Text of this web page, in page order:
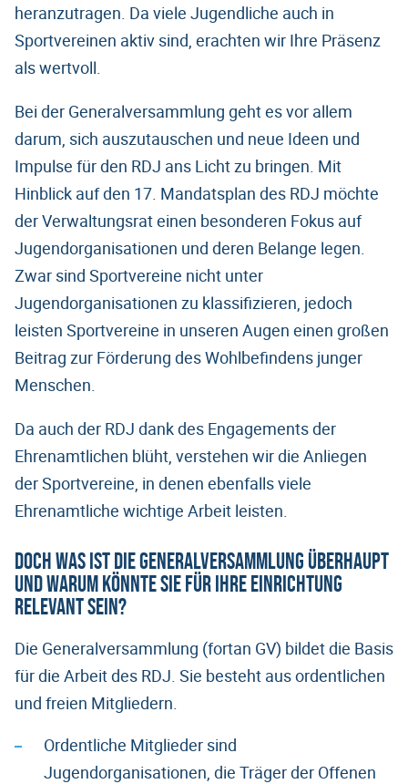
heranzutragen. Da viele Jugendliche auch in
Sportvereinen aktiv sind, erachten wir Ihre Präsenz
als wertvoll.
Bei der Generalversammlung geht es vor allem
darum, sich auszutauschen und neue Ideen und
Impulse für den RDJ ans Licht zu bringen. Mit
Hinblick auf den 17. Mandatsplan des RDJ möchte
der Verwaltungsrat einen besonderen Fokus auf
Jugendorganisationen und deren Belange legen.
Zwar sind Sportvereine nicht unter
Jugendorganisationen zu klassifizieren, jedoch
leisten Sportvereine in unseren Augen einen großen
Beitrag zur Förderung des Wohlbefindens junger
Menschen.
Da auch der RDJ dank des Engagements der
Ehrenamtlichen blüht, verstehen wir die Anliegen
der Sportvereine, in denen ebenfalls viele
Ehrenamtliche wichtige Arbeit leisten.
Doch was ist die Generalversammlung überhaupt
und warum könnte sie für Ihre Einrichtung
relevant sein?
Die Generalversammlung (fortan GV) bildet die Basis
für die Arbeit des RDJ. Sie besteht aus ordentlichen
und freien Mitgliedern.
Ordentliche Mitglieder sind
Jugendorganisationen, die Träger der Offenen